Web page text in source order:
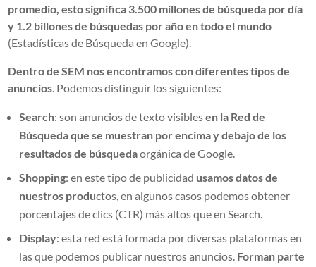
promedio, esto significa 3.500 millones de búsqueda por día
y 1.2 billones de búsquedas por año en todo el mundo
(Estadísticas de Búsqueda en Google).
Dentro de SEM nos encontramos con diferentes tipos de
anuncios. Podemos distinguir los siguientes:
Search: son anuncios de texto visiblesen la Red de
Búsqueda que se muestran por encima y debajo de los
resultados de búsquedaorgánica de Google.
Shopping: en este tipo de publicidad usamos datos de
nuestros productos, en algunos casos podemos obtener
porcentajes de clics (CTR) más altos que en Search.
Display: esta red está formada por diversas plataformas en
las que podemos publicar nuestros anuncios. Forman parte